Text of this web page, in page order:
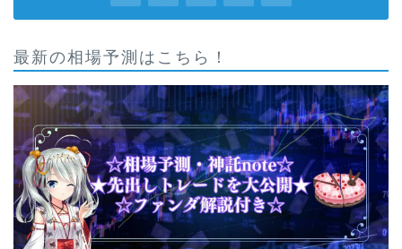
最新の相場予測はこちら！